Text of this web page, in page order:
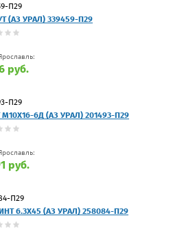
П29
(АЗ УРАЛ) 339459-П29
руб.
П29
6Д (АЗ УРАЛ) 201493-П29
руб.
П29
6.3Х45 (АЗ УРАЛ) 258084-П29